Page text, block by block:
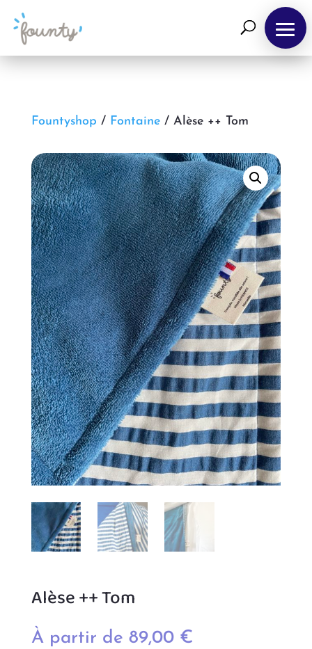
ACCUEIL
SHOP
A
PROPOS
Fountyshop / Fontaine/ Alèse ++ Tom
Alèse ++ Tom
À partir de 89,00 €